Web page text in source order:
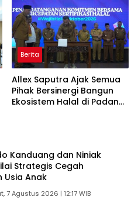
Berita
Allex Saputra Ajak Semua
Pihak Bersinergi Bangun
Ekosistem Halal di Padang
Kanduang dan Niniak
Strategis Cegah
Usia Anak
7 Agustus 2026 | 12:17 WIB